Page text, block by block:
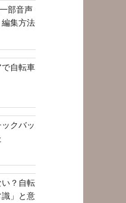
部音声
集方法
自転車
クバッ
？自転
」と意